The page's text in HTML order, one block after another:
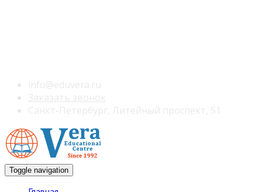
Toggle navigation